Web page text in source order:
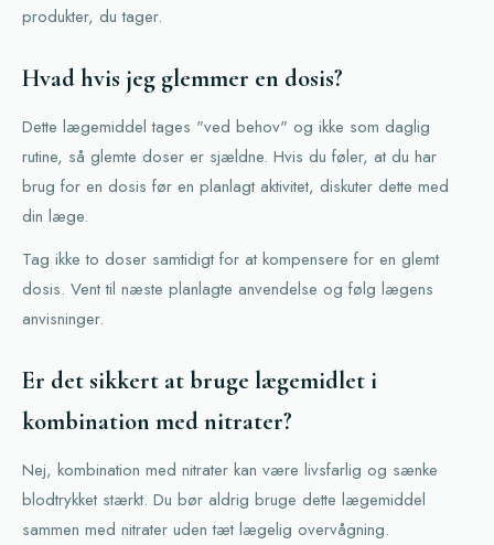
produkter, du tager.
Hvad hvis jeg glemmer en dosis?
Dette lægemiddel tages "ved behov" og ikke som daglig
rutine, så glemte doser er sjældne. Hvis du føler, at du har
brug for en dosis før en planlagt aktivitet, diskuter dette med
din læge.
Tag ikke to doser samtidigt for at kompensere for en glemt
dosis. Vent til næste planlagte anvendelse og følg lægens
anvisninger.
Er det sikkert at bruge lægemidlet i
kombination med nitrater?
Nej, kombination med nitrater kan være livsfarlig og sænke
blodtrykket stærkt. Du bør aldrig bruge dette lægemiddel
sammen med nitrater uden tæt lægelig overvågning.